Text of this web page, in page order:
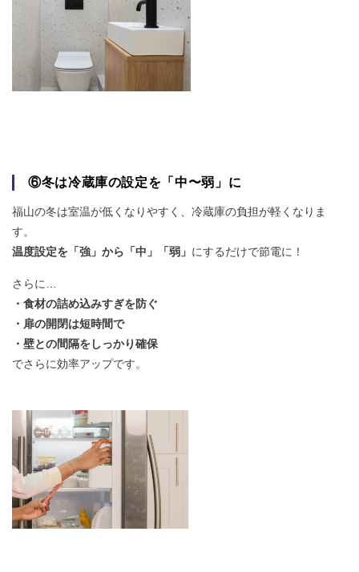
⑥冬は冷蔵庫の設定を「中〜弱」に
福山の冬は室温が低くなりやすく、冷蔵庫の負担が軽くなりま
す。
温度設定を「強」から「中」「弱」 にするだけで節電に！
さらに…
・食材の詰め込みすぎを防ぐ
・扉の開閉は短時間で
・壁との間隔をしっかり確保
でさらに効率アップです。